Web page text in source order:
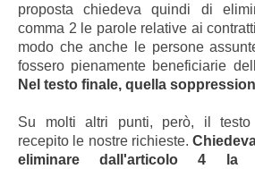
proposta chiedeva quindi di
comma 2 le parole relative ai
modo che anche le persone
fossero pienamente beneficiarie
Nel testo finale, quella
Su molti altri punti, però, il testo
recepito le nostre richieste.
eliminare dall'articolo 4 la